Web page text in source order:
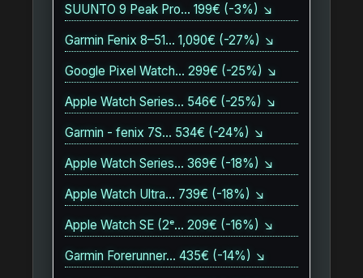
SUUNTO 9 Peak Pro… 199€ (-3%) ↘
Garmin Fenix 8–51… 1,090€ (-27%) ↘
Google Pixel Watch… 299€ (-25%) ↘
Apple Watch Series… 546€ (-25%) ↘
Garmin - fenix 7S… 534€ (-24%) ↘
Apple Watch Series… 369€ (-18%) ↘
Apple Watch Ultra… 739€ (-18%) ↘
Apple Watch SE (2ᵉ… 209€ (-16%) ↘
Garmin Forerunner… 435€ (-14%) ↘